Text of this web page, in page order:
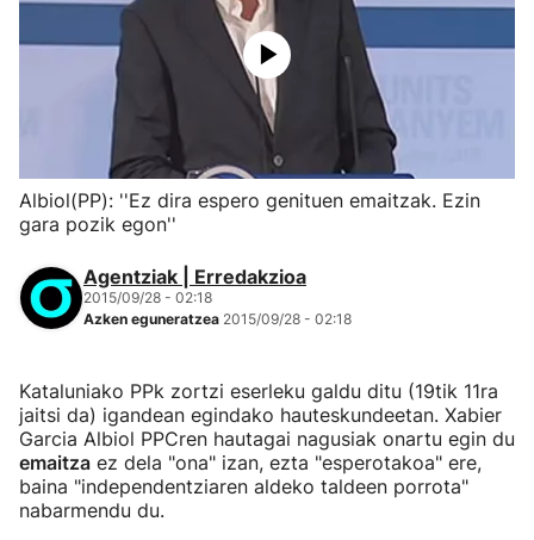
Albiol(PP): ''Ez dira espero genituen emaitzak. Ezin
gara pozik egon''
Agentziak | Erredakzioa
2015/09/28 - 02:18
Azken eguneratzea 2015/09/28 - 02:18
Kataluniako PPk zortzi eserleku galdu ditu (19tik 11ra
jaitsi da) igandean egindako hauteskundeetan. Xabier
Garcia Albiol PPCren hautagai nagusiak onartu egin du
emaitza ez dela "ona" izan, ezta "esperotakoa" ere,
baina "independentziaren aldeko taldeen porrota"
nabarmendu du.